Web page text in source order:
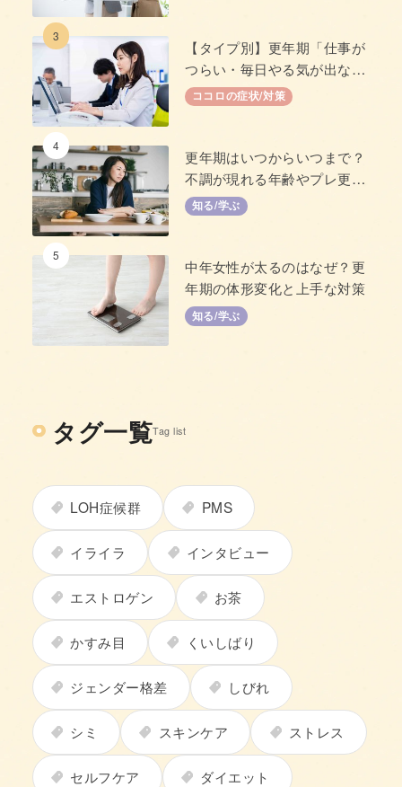
3
【タイプ別】更年期「仕事が
つらい・毎日やる気が出な
い」原因と対策
ココロの症状/対策
4
更年期はいつからいつまで？
不調が現れる年齢やプレ更年
期について
知る/学ぶ
5
中年女性が太るのはなぜ？更
年期の体形変化と上手な対策
知る/学ぶ
タグ一覧Tag list
LOH症候群 PMS
イライラ インタビュー
エストロゲン お茶
かすみ目 くいしばり
ジェンダー格差 しびれ
シミ スキンケア ストレス
セルフケア ダイエット